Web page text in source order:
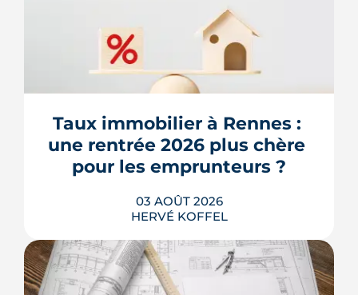
Après un printemps d'annonces,
l'automne 2026 sera l'heure de vérité
pour le logement. Trois dossiers
parlementaires, du projet de loi
qui devient vraiment applicable pour
les propriétaires, les bailleurs et les
acheteurs.
LIRE L'ARTICLE
Taux immobilier à Rennes :
une rentrée 2026 plus chère
pour les emprunteurs ?
03 AOÛT 2026
HERVÉ KOFFEL